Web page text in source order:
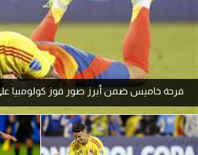
آراء حرة
ركن الألعاب
بطولات
أمريكا 2026
الدوري المصري
فرحة خاميس ضمن أبرز صور فوز كولومبيا